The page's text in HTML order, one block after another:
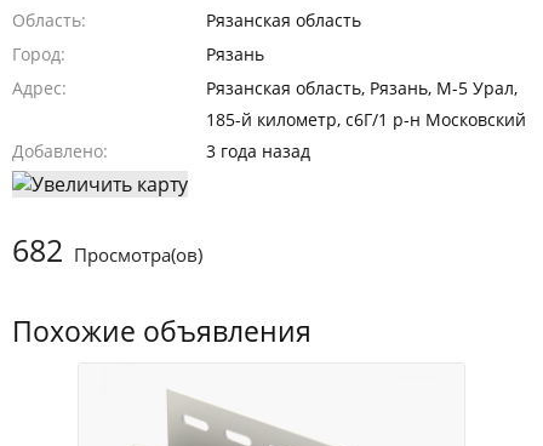
Похожие объявления
Область
Рязанская область
Город
Рязань
Адрес
Рязанская область, Рязань, М-5 Урал,
185-й километр, с6Г/1 р-н Московский
Добавлено
3 года назад
682 Просмотра(ов)